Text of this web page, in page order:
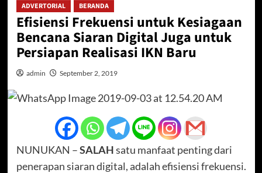
ADVERTORIAL BERANDA
Efisiensi Frekuensi untuk Kesiagaan
Bencana Siaran Digital Juga untuk
Persiapan Realisasi IKN Baru
admin September 2, 2019
NUNUKAN –SALAHsatu manfaat penting dari
penerapan siaran digital, adalah efisiensi frekuensi.